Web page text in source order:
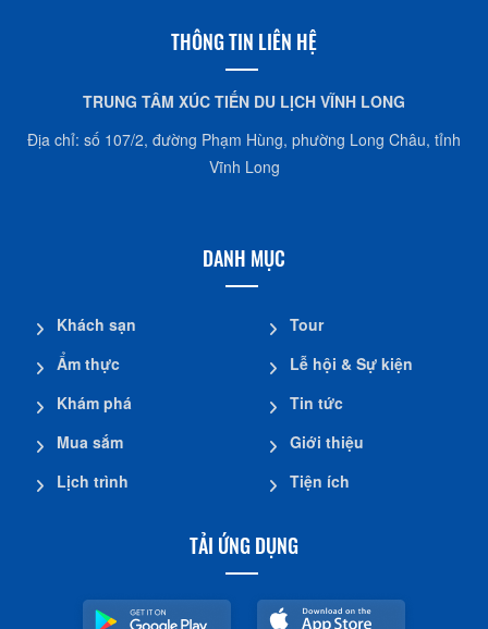
THÔNG TIN LIÊN HỆ
TRUNG TÂM XÚC TIẾN DU LỊCH VĨNH LONG
Địa chỉ: số 107/2, đường Phạm Hùng, phường Long Châu, tỉnh
Vĩnh Long
DANH MỤC
Khách sạn
Ẩm thực
Khám phá
Mua sắm
Lịch trình
Tour
Lễ hội & Sự kiện
Tin tức
Giới thiệu
Tiện ích
TẢI ỨNG DỤNG